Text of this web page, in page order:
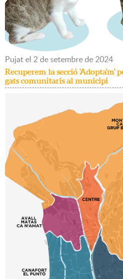
Pujatel 2desetembrede 2024
Recuperem la secció 'Adopta'm'
gats comunitaris al municipi